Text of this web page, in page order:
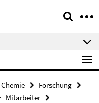
Chemie
Forschung
Mitarbeiter